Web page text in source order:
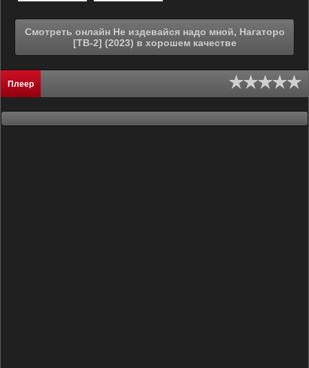
Смотреть онлайн Не издевайся надо мной, Нагаторо
[ТВ-2] (2023) в хорошем качестве
Плеер